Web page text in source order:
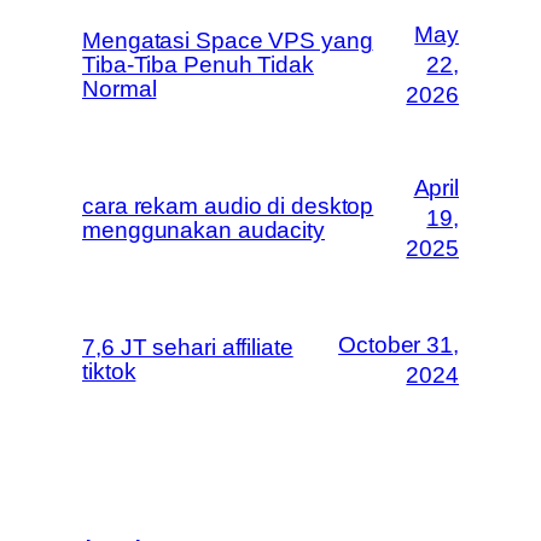
Mengatasi Space VPS yang
Tiba-Tiba Penuh Tidak
Normal
May
22,
2026
cara rekam audio di desktop
menggunakan audacity
April
19,
2025
7,6 JT sehari affiliate
tiktok
October 31,
2024